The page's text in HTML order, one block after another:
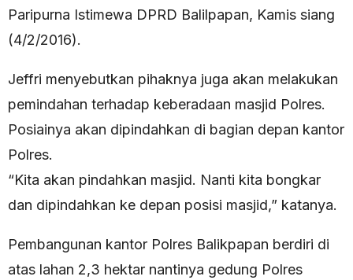
Paripurna Istimewa DPRD Balilpapan, Kamis siang
(4/2/2016).
Jeffri menyebutkan pihaknya juga akan melakukan
pemindahan terhadap keberadaan masjid Polres.
Posiainya akan dipindahkan di bagian depan kantor
Polres.
“Kita akan pindahkan masjid. Nanti kita bongkar
dan dipindahkan ke depan posisi masjid,” katanya.
Pembangunan kantor Polres Balikpapan berdiri di
atas lahan 2,3 hektar nantinya gedung Polres